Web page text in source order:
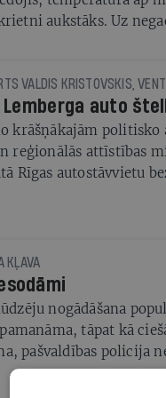
aukstāks. Uz
Goralas
Autovadītāja,
un suns jau stundas
iedarbināt nevarēja.
laikā neapstājās arī
auto
krāšņākajām
reģionālās attīstības
Rīgas autostāvvietu
melos noslēdzās ar
KĻAVA
nogādāšana
tāpat kā
pašvaldības policija
nesaskata. Bet